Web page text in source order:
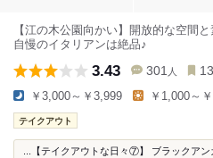
【江の木公園向かい】開放的な空間
自慢のイタリアンは絶品♪
3.43 301 人
￥3,000～￥3,999 ￥1,000～
テイクアウト
...【テイクアウトな日々⑦】 ブラックア